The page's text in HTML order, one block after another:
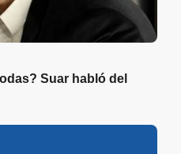
Suar habló del